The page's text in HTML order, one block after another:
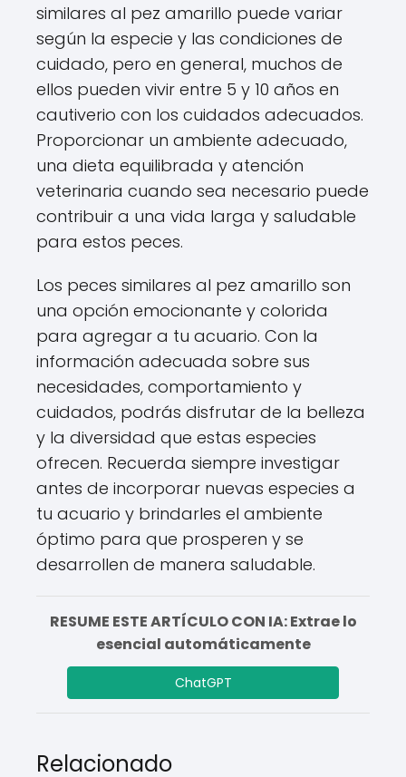
similares al pez amarillo puede variar
según la especie y las condiciones de
cuidado, pero en general, muchos de
ellos pueden vivir entre 5 y 10 años en
cautiverio con los cuidados adecuados.
Proporcionar un ambiente adecuado,
una dieta equilibrada y atención
veterinaria cuando sea necesario puede
contribuir a una vida larga y saludable
para estos peces.
Los peces similares al pez amarillo son
una opción emocionante y colorida
para agregar a tu acuario. Con la
información adecuada sobre sus
necesidades, comportamiento y
cuidados, podrás disfrutar de la belleza
y la diversidad que estas especies
ofrecen. Recuerda siempre investigar
antes de incorporar nuevas especies a
tu acuario y brindarles el ambiente
óptimo para que prosperen y se
desarrollen de manera saludable.
RESUME ESTE ARTÍCULO CON IA: Extrae lo
esencial automáticamente
ChatGPT
Relacionado